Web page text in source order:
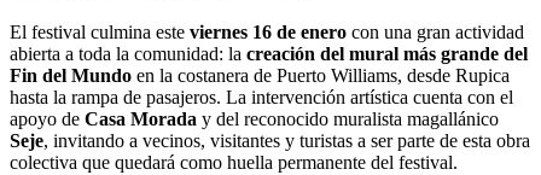
El festival culmina este viernes 16 de enero con una gran actividad
abierta a toda la comunidad: la creación del mural más grande del
Fin del Mundo en la costanera de Puerto Williams, desde Rupica
hasta la rampa de pasajeros. La intervención artística cuenta con el
apoyo de Casa Morada y del reconocido muralista magallánico
Seje, invitando a vecinos, visitantes y turistas a ser parte de esta obra
colectiva que quedará como huella permanente del festival.